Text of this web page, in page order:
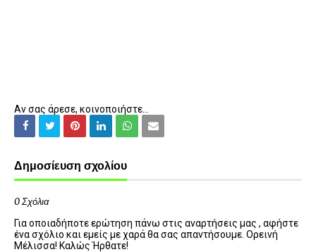
Αν σας άρεσε, κοινοποιήστε...
Δημοσίευση σχολίου
0 Σχόλια
Για οποιαδήποτε ερώτηση πάνω στις αναρτήσεις μας , αφήστε
ένα σχόλιο και εμείς με χαρά θα σας απαντήσουμε. Ορεινή
Μέλισσα! Καλώς Ήρθατε!